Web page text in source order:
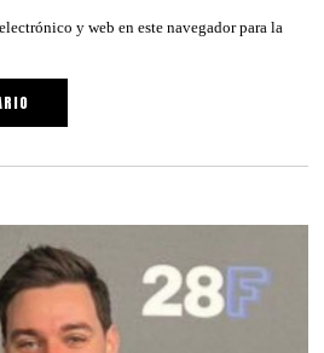
y web en este navegador para la